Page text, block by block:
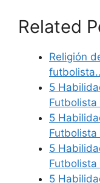
Related
Religión
5
Futbolista
5
Futbolista
5
Futbolista
5